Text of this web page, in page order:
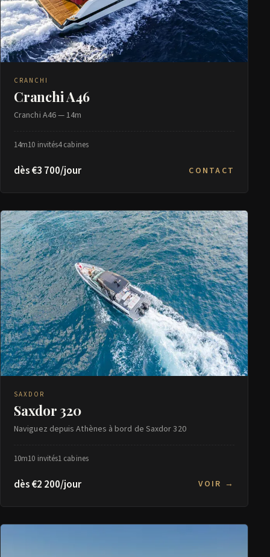
CRANCHI
Cranchi A46
Cranchi A46 — 14m
14m10 invités4 cabines
dès €3 700/jour CONTACT
SAXDOR
Saxdor 320
Naviguez depuis Athènes à bord de Saxdor 320
10m10 invités1 cabines
dès €2 200/jour VOIR →